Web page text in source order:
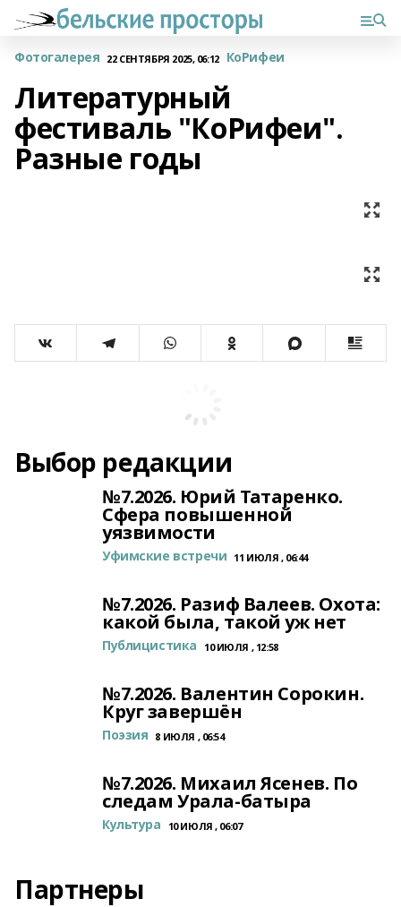
Фотогалерея 22 СЕНТЯБРЯ 2025, 06:12 КоРифеи
Литературный
фестиваль "КоРифеи".
Разные годы
Выбор редакции
№7.2026. Юрий Татаренко.
Сфера повышенной
уязвимости
Уфимские встречи 11 ИЮЛЯ , 06:44
№7.2026. Разиф Валеев. Охота:
какой была, такой уж нет
Публицистика 10 ИЮЛЯ , 12:58
№7.2026. Валентин Сорокин.
Круг завершён
Поэзия 8 ИЮЛЯ , 06:54
№7.2026. Михаил Ясенев. По
следам Урала-батыра
Культура 10 ИЮЛЯ , 06:07
Партнеры